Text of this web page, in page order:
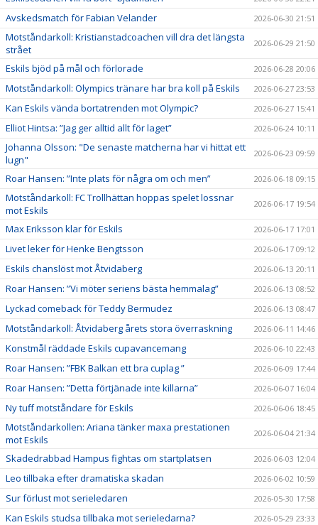
Avskedsmatch för Fabian Velander 2026-06-30 21:51
Motståndarkoll: Kristianstadcoachen vill dra det längsta
strået
2026-06-29 21:50
Eskils bjöd på mål och förlorade 2026-06-28 20:06
Motståndarkoll: Olympics tränare har bra koll på Eskils 2026-06-27 23:53
Kan Eskils vända bortatrenden mot Olympic? 2026-06-27 15:41
Elliot Hintsa: ”Jag ger alltid allt för laget” 2026-06-24 10:11
Johanna Olsson: "De senaste matcherna har vi hittat ett
lugn"
2026-06-23 09:59
Roar Hansen: ”Inte plats för några om och men” 2026-06-18 09:15
Motståndarkoll: FC Trollhättan hoppas spelet lossnar
mot Eskils
2026-06-17 19:54
Max Eriksson klar för Eskils 2026-06-17 17:01
Livet leker för Henke Bengtsson 2026-06-17 09:12
Eskils chanslöst mot Åtvidaberg 2026-06-13 20:11
Roar Hansen: ”Vi möter seriens bästa hemmalag” 2026-06-13 08:52
Lyckad comeback för Teddy Bermudez 2026-06-13 08:47
Motståndarkoll: Åtvidaberg årets stora överraskning 2026-06-11 14:46
Konstmål räddade Eskils cupavancemang 2026-06-10 22:43
Roar Hansen: ”FBK Balkan ett bra cuplag ” 2026-06-09 17:44
Roar Hansen: ”Detta förtjänade inte killarna” 2026-06-07 16:04
Ny tuff motståndare för Eskils 2026-06-06 18:45
Motståndarkollen: Ariana tänker maxa prestationen
mot Eskils
2026-06-04 21:34
Skadedrabbad Hampus fightas om startplatsen 2026-06-03 12:04
Leo tillbaka efter dramatiska skadan 2026-06-02 10:59
Sur förlust mot serieledaren 2026-05-30 17:58
Kan Eskils studsa tillbaka mot serieledarna? 2026-05-29 23:33